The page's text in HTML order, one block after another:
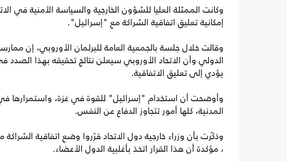
وكانت الممثلة العليا للشؤون الخارجية والسياسة الأمنية في
إمكانية تعليق اتفاقية الشراكة مع "إسرائيل".
وقالت خلال جلسة بالجمعية العامة للبرلمان الأوروبي، إن
يؤدي إلى تعليق الاتفاقية.
وأوضحت أن استخدام "إسرائيل" للقوة في غزة، واستمرارها في
المدنية، كلها أمور تتجاوز الدفاع عن النفس.
وذكّرت بأن وزراء خارجية دول الاتحاد قرّروا وضع اتفاقية
، مؤكدة أن هذا القرار اتخذ بأغلبية الدول الأعضاء.